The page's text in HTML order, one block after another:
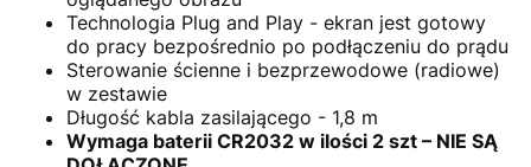
Technologia Plug and Play - ekran jest gotowy
do pracy bezpośrednio po podłączeniu do prądu
Sterowanie ścienne i bezprzewodowe (radiowe)
w zestawie
Długość kabla zasilającego - 1,8 m
Wymaga baterii CR2032 w ilości 2 szt – NIE SĄ